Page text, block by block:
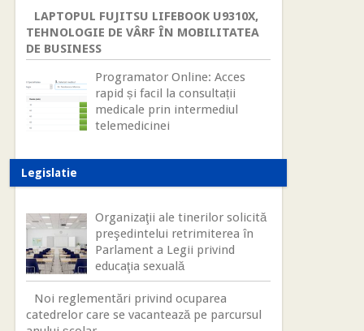
LAPTOPUL FUJITSU LIFEBOOK U9310X,
TEHNOLOGIE DE VÂRF ÎN MOBILITATEA
DE BUSINESS
Programator Online: Acces
rapid și facil la consultații
medicale prin intermediul
telemedicinei
Legislatie
Organizaţii ale tinerilor solicită
preşedintelui retrimiterea în
Parlament a Legii privind
educaţia sexuală
Noi reglementări privind ocuparea
catedrelor care se vacantează pe parcursul